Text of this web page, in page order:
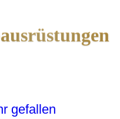
gefallen